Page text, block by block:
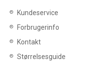
Kundeservice
Forbrugerinfo
Kontakt
Størrelsesguide